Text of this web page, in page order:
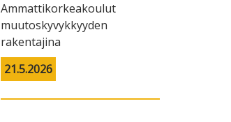
Ammattikorkeakoulut
muutoskyvykkyyden
rakentajina
21.5.2026